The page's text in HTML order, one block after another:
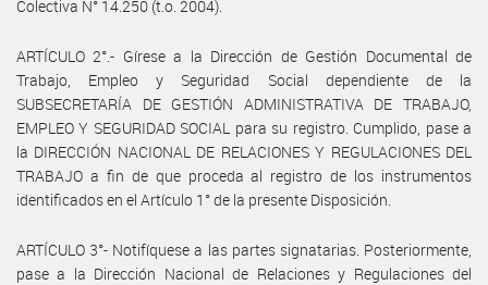
Colectiva N° 14.250 (t.o. 2004).
ARTÍCULO 2°.- Gírese a la Dirección de Gestión Documental de
Trabajo, Empleo y Seguridad Social dependiente de la
SUBSECRETARÍA DE GESTIÓN ADMINISTRATIVA DE TRABAJO,
EMPLEO Y SEGURIDAD SOCIAL para su registro. Cumplido, pase a
la DIRECCIÓN NACIONAL DE RELACIONES Y REGULACIONES DEL
TRABAJO a fin de que proceda al registro de los instrumentos
identificados en el Artículo 1° de la presente Disposición.
ARTÍCULO 3°- Notifíquese a las partes signatarias. Posteriormente,
pase a la Dirección Nacional de Relaciones y Regulaciones del